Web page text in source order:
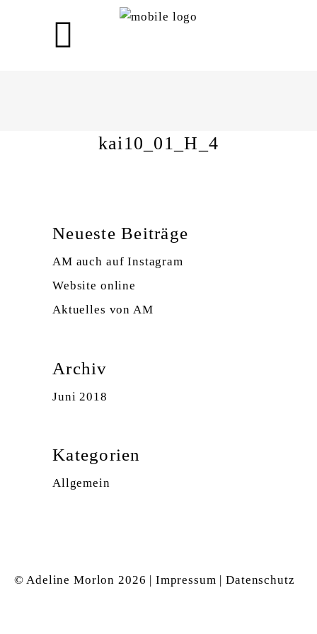
kai10_01_H_4
Neueste Beiträge
AM auch auf Instagram
Website online
Aktuelles von AM
Archiv
Juni 2018
Kategorien
Allgemein
© Adeline Morlon 2026 | Impressum |Datenschutz